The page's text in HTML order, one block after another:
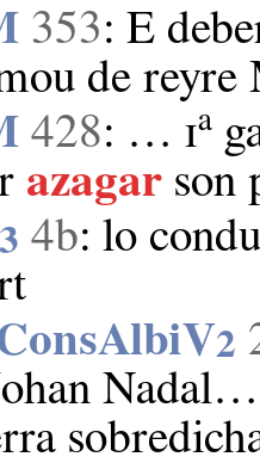
353: E
de
428: … ɪa
azagar son
3 4b: lo
2